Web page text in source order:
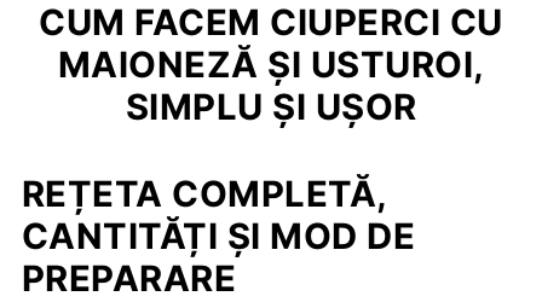
CUM FACEM CIUPERCI CU
MAIONEZĂ ȘI USTUROI,
SIMPLU ȘI UȘOR
REȚETA COMPLETĂ,
CANTITĂȚI ȘI MOD DE
PREPARARE